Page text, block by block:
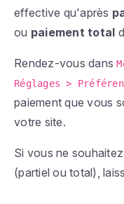
effective qu'après
ou paiement total
Rendez-vous dans
Réglages >
paiement que vous
votre site.
Si vous ne
(partiel ou total),